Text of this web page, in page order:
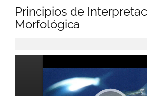
Principios de
Morfológica